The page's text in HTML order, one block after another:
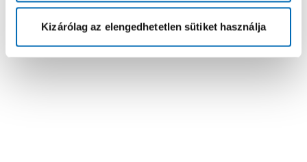
Kizárólag az elengedhetetlen sütiket használja